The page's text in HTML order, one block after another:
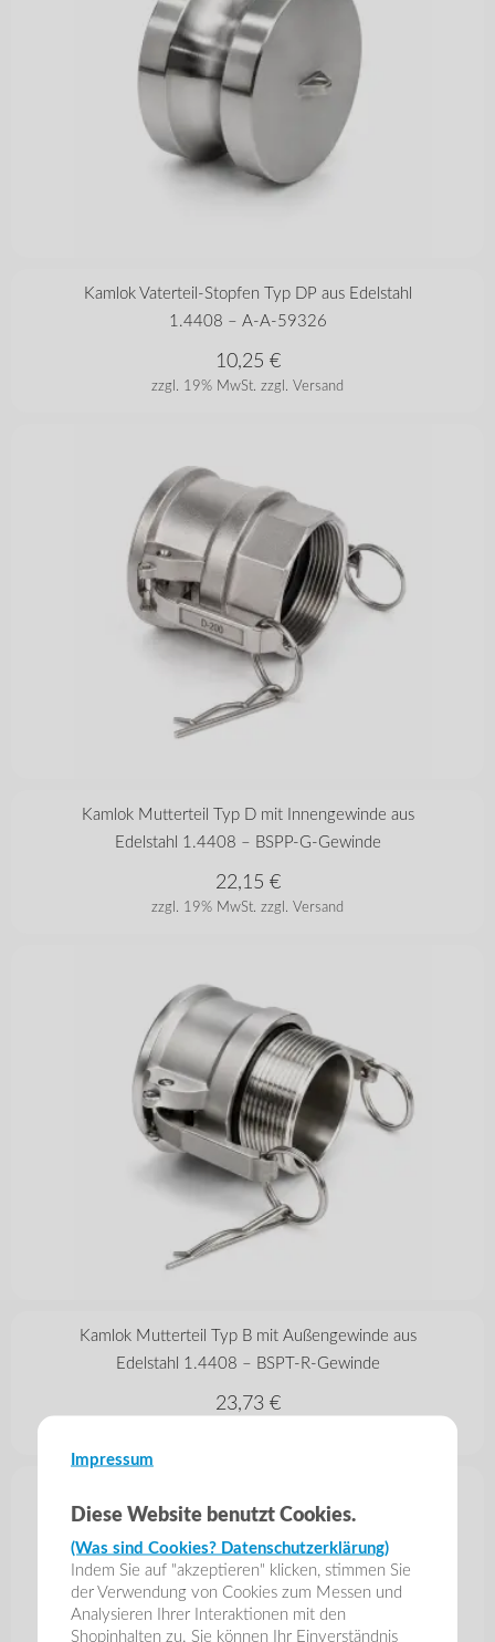
Impressum
Diese Website benutzt Cookies.
(Was sind Cookies? Datenschutzerklärung)
Indem Sie auf "akzeptieren" klicken, stimmen Sie
der Verwendung von Cookies zum Messen und
Analysieren Ihrer Interaktionen mit den
Shopinhalten zu. Sie können Ihr Einverständnis
in vielen Varianten
Kamlok Vaterteil-Stopfen Typ DP aus Edelstahl
1.4408 – A-A-59326
zzgl. 19% MwSt. zzgl. Versand
10,25 €
in vielen Varianten
Kamlok Mutterteil Typ D mit Innengewinde aus
Edelstahl 1.4408 – BSPP-G-Gewinde
zzgl. 19% MwSt. zzgl. Versand
22,15 €
in vielen Varianten
Kamlok Mutterteil Typ B mit Außengewinde aus
Edelstahl 1.4408 – BSPT-R-Gewinde
23,73€